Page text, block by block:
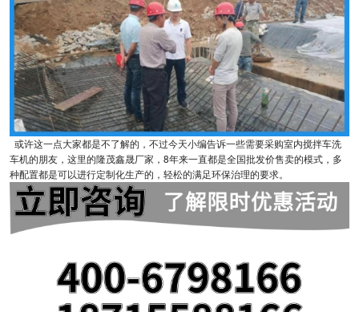
或许这一点大家都是不了解的，不过今天小编告诉一些需要采购室内搅拌车洗
车机的朋友，这里的隆茂鑫晟厂家，8年来一直都是全国批发价售卖的模式，多
种配置都是可以进行定制化生产的，轻松的满足环保治理的要求。